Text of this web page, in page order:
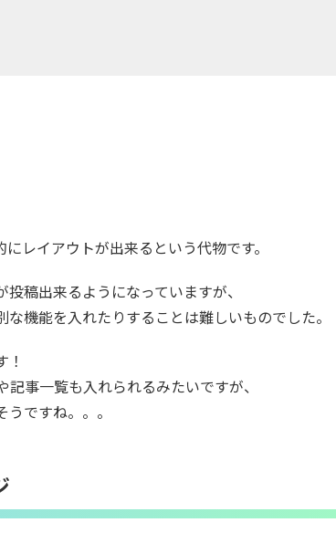
レイアウトが出来るという代物です。
稿出来るようになっていますが、
機能を入れたりすることは難しいものでした。
事一覧も入れられるみたいですが、
ですね。。。